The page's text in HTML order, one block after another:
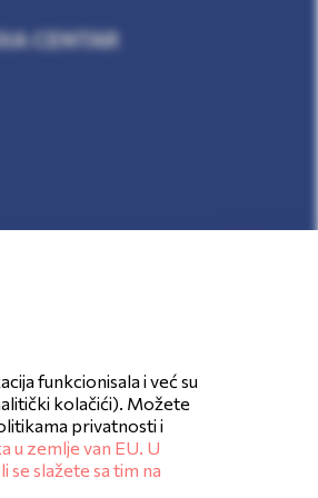
CENTAR
funkcionisala i već su
kolačići). Možete
privatnosti i
u zemlje van EU. U
se slažete sa tim na